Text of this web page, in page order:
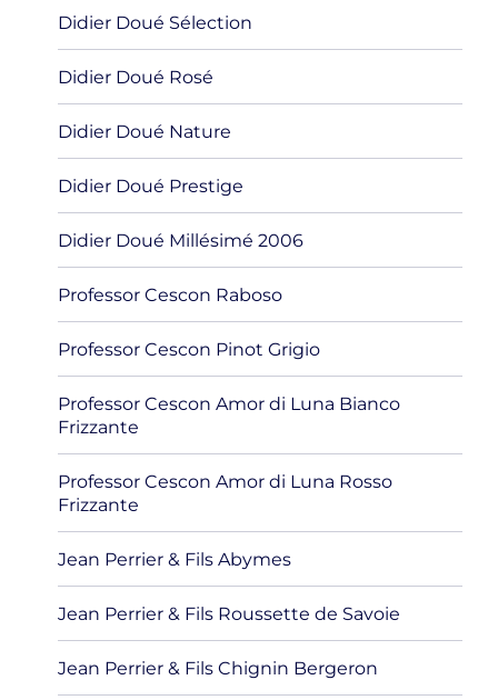
Didier Doué Sélection
Didier Doué Rosé
Didier Doué Nature
Didier Doué Prestige
Didier Doué Millésimé 2006
Professor Cescon Raboso
Professor Cescon Pinot Grigio
Professor Cescon Amor di Luna Bianco
Frizzante
Professor Cescon Amor di Luna Rosso
Frizzante
Jean Perrier & Fils Abymes
Jean Perrier & Fils Roussette de Savoie
Jean Perrier & Fils Chignin Bergeron